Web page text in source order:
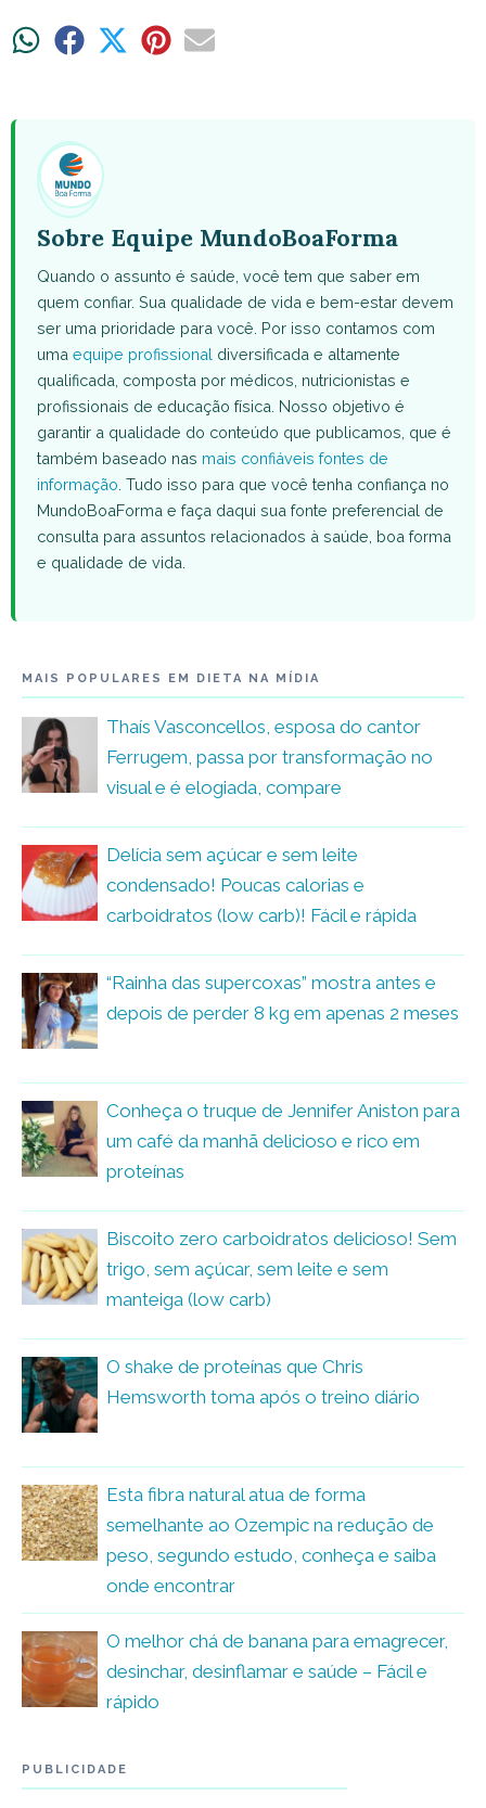
ShareShare ShareShareShare
Sobre Equipe MundoBoaForma
Quando o assunto é saúde, você tem que saber em
quem confiar. Sua qualidade de vida e bem-estar devem
ser uma prioridade para você. Por isso contamos com
uma equipe profissional diversificada e altamente
qualificada, composta por médicos, nutricionistas e
profissionais de educação física. Nosso objetivo é
garantir a qualidade do conteúdo que publicamos, que é
também baseado nas mais confiáveis fontes de
informação . Tudo isso para que você tenha confiança no
MundoBoaForma e faça daqui sua fonte preferencial de
consulta para assuntos relacionados à saúde, boa forma
e qualidade de vida.
MAIS POPULARES EM DIETA NA MÍDIA
Thaís Vasconcellos, esposa do cantor
Ferrugem, passa por transformação no
visual e é elogiada, compare
Delícia sem açúcar e sem leite
condensado! Poucas calorias e
carboidratos (low carb)! Fácil e rápida
“Rainha das supercoxas” mostra antes e
depois de perder 8 kg em apenas 2 meses
Conheça o truque de Jennifer Aniston para
um café da manhã delicioso e rico em
proteínas
Biscoito zero carboidratos delicioso! Sem
trigo, sem açúcar, sem leite e sem
manteiga (low carb)
O shake de proteínas que Chris
Hemsworth toma após o treino diário
Esta fibra natural atua de forma
semelhante ao Ozempic na redução de
peso, segundo estudo, conheça e saiba
onde encontrar
O melhor chá de banana para emagrecer,
desinchar, desinflamar e saúde – Fácil e
rápido
PUBLICIDADE